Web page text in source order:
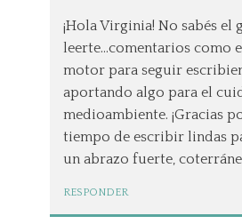
¡Hola Virginia! No sabés el
leerte…comentarios como
motor para seguir
aportando algo para el
medioambiente. ¡Gracias
tiempo de escribir lindas
un abrazo fuerte,
RESPONDER